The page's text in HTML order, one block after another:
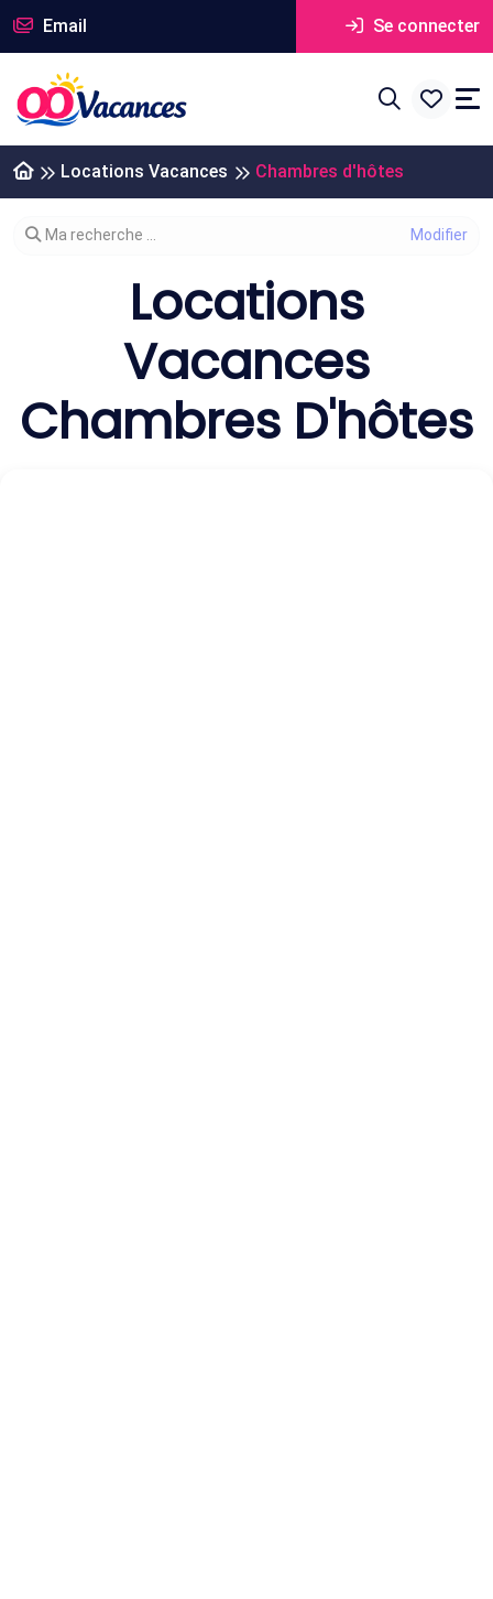
Email Se connecter
Locations Vacances Chambres d'hôtes
Modifier votre recherche
Ma recherche ...
Locations
Vacances
Chambres D'hôtes